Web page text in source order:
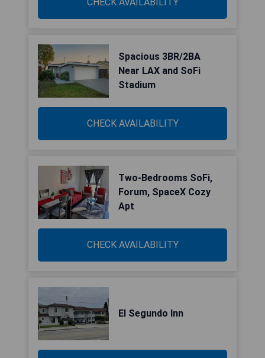
Spacious 3BR/2BA
Near LAX and SoFi
Stadium
CHECK AVAILABILITY
Two-Bedrooms SoFi,
Forum, SpaceX Cozy
Apt
CHECK AVAILABILITY
El Segundo Inn